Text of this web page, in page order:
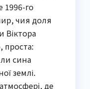
1996-го
чия доля
Віктора
проста:
сина
землі.
де